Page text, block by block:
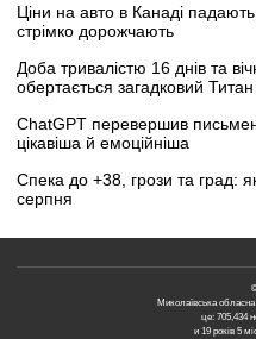
Ціни на авто в Канаді
стрімко дорожчають
Доба тривалістю 16 днів та
обертається загадковий Титан
ChatGPT перевершив
цікавіша й емоційніша
Спека до +38, грози та град:
серпня
Миколаївська обласна
це: 705,434
и 19 років 5